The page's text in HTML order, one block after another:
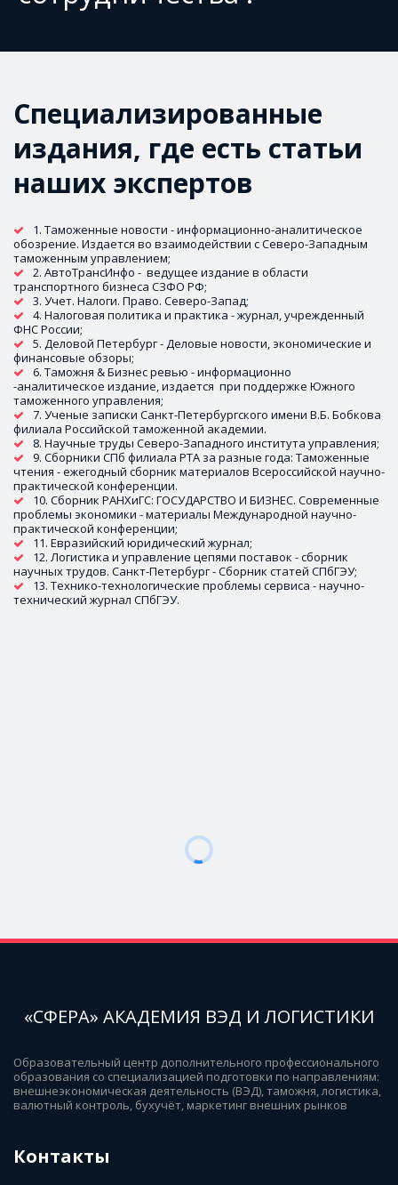
Специализированные
издания, где есть статьи
наших экспертов
1. Таможенные новости - информационно-аналитическое
обозрение. Издается во взаимодействии с Северо-Западным
таможенным управлением;
2. АвтоТрансИнфо -  ведущее издание в области
транспортного бизнеса СЗФО РФ;
3. Учет. Налоги. Право. Северо-Запад;
4. Налоговая политика и практика - журнал, учрежденный
ФНС России;
5. Деловой Петербург - Деловые новости, экономические и
финансовые обзоры;
6. Таможня & Бизнес ревью - информационно
-аналитическое издание, издается  при поддержке Южного
таможенного управления;
7. Ученые записки Санкт-Петербургского имени В.Б. Бобкова
филиала Российской таможенной академии.
8. Научные труды Северо-Западного института управления;
9. Сборники СПб филиала РТА за разные года: Таможенные
чтения - ежегодный сборник материалов Всероссийской научно-
практической конференции.
10. Сборник РАНХиГС: ГОСУДАРСТВО И БИЗНЕС. Современные
проблемы экономики - материалы Международной научно-
практической конференции;
11. Евразийский юридический журнал;
12. Логистика и управление цепями поставок - сборник
научных трудов. Санкт-Петербург - Сборник статей СПбГЭУ;
13. Технико-технологические проблемы сервиса - научно-
технический журнал СПбГЭУ.
«СФЕРА» АКАДЕМИЯ ВЭД И ЛОГИСТИКИ
Образовательный центр дополнительного профессионального
образования со специализацией подготовки по направлениям:
внешнеэкономическая деятельность (ВЭД), таможня, логистика,
валютный контроль, бухучёт, маркетинг внешних рынков
Контакты